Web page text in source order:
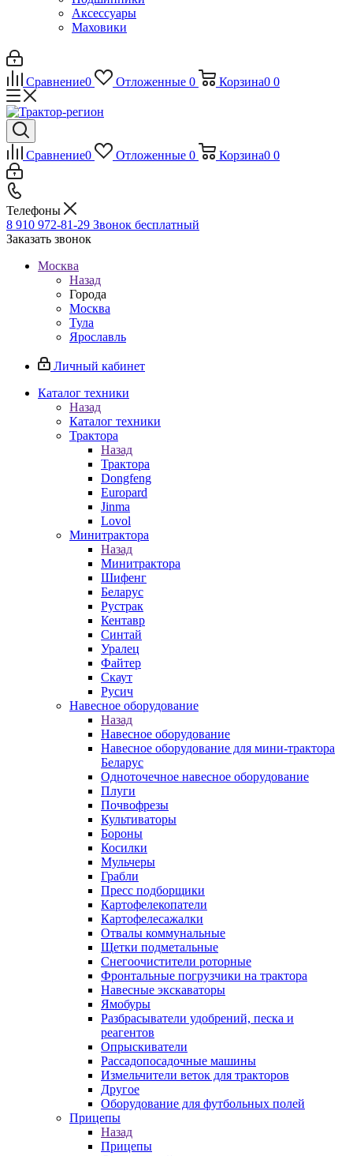
Аксессуары
Маховики
Сравнение0 Отложенные 0 Корзина0 0
Сравнение0 Отложенные 0 Корзина0 0
Телефоны
8 910 972-81-29 Звонок бесплатный
Заказать звонок
Москва
Назад
Города
Москва
Тула
Ярославль
Личный кабинет
Каталог техники
Назад
Каталог техники
Трактора
Назад
Трактора
Dongfeng
Europard
Jinma
Lovol
Минитрактора
Назад
Минитрактора
Шифенг
Беларус
Рустрак
Кентавр
Синтай
Уралец
Файтер
Скаут
Русич
Навесное оборудование
Назад
Навесное оборудование
Навесное оборудование для мини-трактора
Беларус
Одноточечное навесное оборудование
Плуги
Почвофрезы
Культиваторы
Бороны
Косилки
Мульчеры
Грабли
Пресс подборщики
Картофелекопатели
Картофелесажалки
Отвалы коммунальные
Щетки подметальные
Снегоочистители роторные
Фронтальные погрузчики на трактора
Навесные экскаваторы
Ямобуры
Разбрасыватели удобрений, песка и
реагентов
Опрыскиватели
Рассадопосадочные машины
Измельчители веток для тракторов
Другое
Оборудование для футбольных полей
Прицепы
Назад
Прицепы